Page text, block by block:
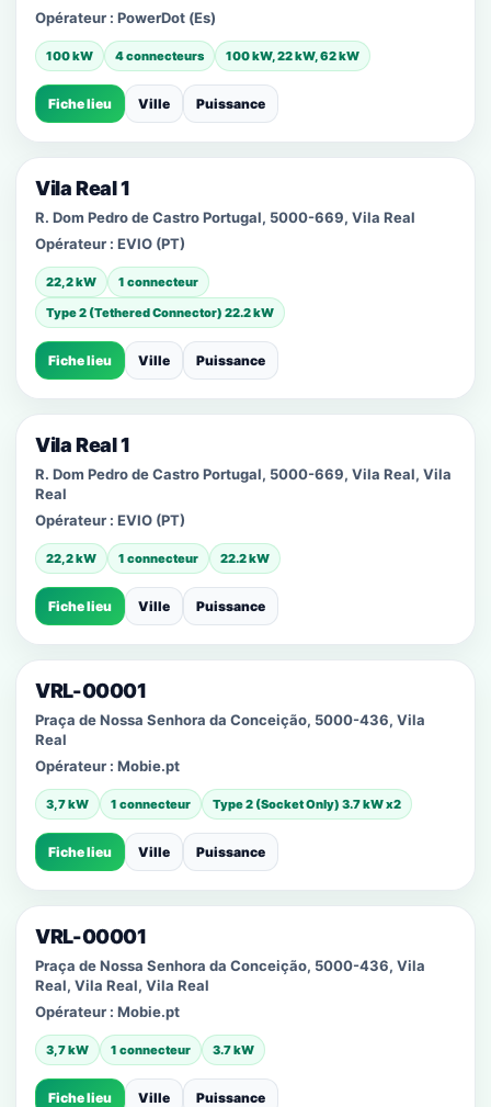
Opérateur : PowerDot (Es)
100 kW 4 connecteurs 100 kW, 22 kW, 62 kW
Fiche lieu Ville Puissance
Vila Real 1
R. Dom Pedro de Castro Portugal, 5000-669, Vila Real
Opérateur : EVIO (PT)
22,2 kW
1 connecteur
Type 2 (Tethered Connector) 22.2 kW
Fiche lieu Ville Puissance
Vila Real 1
R. Dom Pedro de Castro Portugal, 5000-669, Vila Real, Vila
Real
Opérateur : EVIO (PT)
22,2 kW 1 connecteur 22.2 kW
Fiche lieu Ville Puissance
VRL-00001
Praça de Nossa Senhora da Conceição, 5000-436, Vila
Real
Opérateur : Mobie.pt
3,7 kW 1 connecteur Type 2 (Socket Only) 3.7 kW x2
Fiche lieu Ville Puissance
VRL-00001
Praça de Nossa Senhora da Conceição, 5000-436, Vila
Real, Vila Real, Vila Real
Opérateur : Mobie.pt
3,7 kW 1 connecteur 3.7 kW
Fiche lieu Ville Puissance